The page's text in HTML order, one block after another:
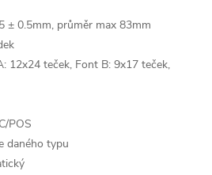
± 0.5mm, průměr max 83mm
12x24 teček, Font B: 9x17 teček,
POS
daného typu